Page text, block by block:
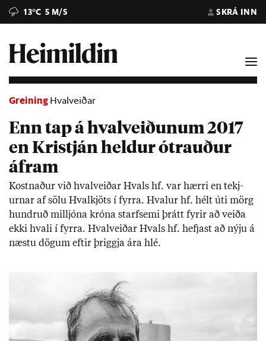
13°C 5 M/S SKRÁ INN
Greining Hvalveiðar
Enn tap á hvalveiðunum 2017
en Kristján heldur ótrauður
áfram
Kostn­að­ur við hval­veið­ar Hvals hf. var hærri en tekj­
urn­ar af sölu Hval­kjöts í fyrra. Hval­ur hf. hélt úti mörg
hundruð millj­óna króna starf­semi þrátt fyr­ir að veiða
ekki hvali í fyrra. Hval­veið­ar Hvals hf. hefjast að nýju á
næstu dög­um eft­ir þriggja ára hlé.